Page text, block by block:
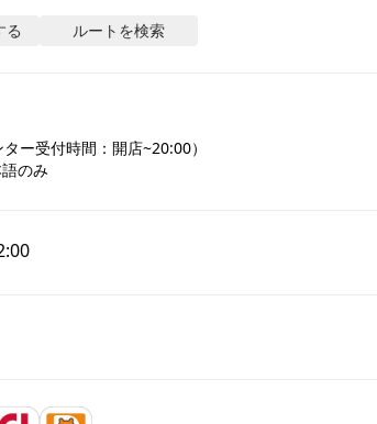
る ルートを検索
ー受付時間：開店~20:00）
のみ